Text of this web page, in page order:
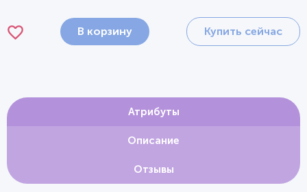
В корзину Купить сейчас
Атрибуты
Описание
Отзывы